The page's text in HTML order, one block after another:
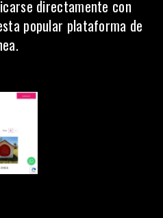
directamente con
popular plataforma de